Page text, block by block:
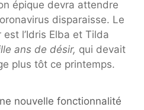
épique devra attendre
disparaisse. Le
l’Idris Elba et Tilda
ans de désir, qui devait
plus tôt ce printemps.
nouvelle fonctionnalité